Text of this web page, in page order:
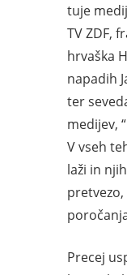
tuje
TV ZDF,
hrvaška
napadih
ter
medijev,
V vseh
laži in
Precej